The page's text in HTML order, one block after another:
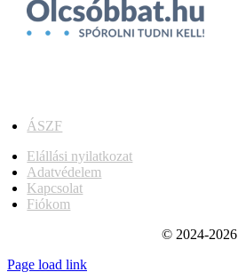
ÁSZF
Elállási nyilatkozat
Adatvédelem
Kapcsolat
Fiókom
© 2024-2026
Page load link